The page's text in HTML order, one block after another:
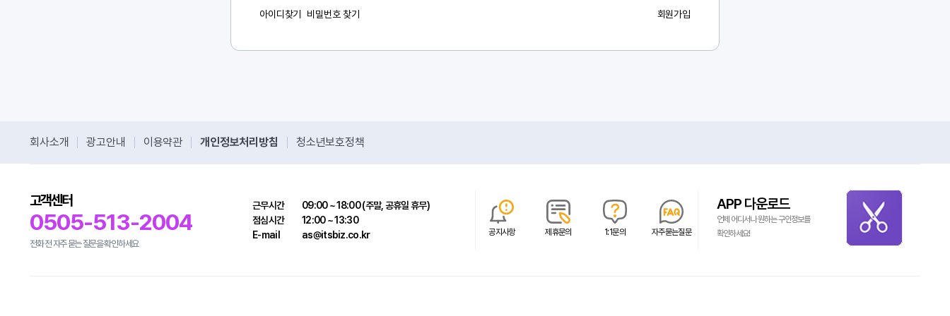
아이디찾기 비밀번호 찾기 회원가입
회사소개 광고안내 이용약관 개인정보처리방침 청소년보호정책
고객센터
0505-513-2004
전화 전 자주 묻는 질문을 확인하세요
근무시간
09:00 ~ 18:00 (주말, 공휴일 휴무)
점심시간
12:00 ~ 13:30
E-mail
as@itsbiz.co.kr 공지사항 제휴문의 1:1문의 자주묻는질문
APP 다운로드
언제 어디서나 원하는 구인정보를
확인하세요!